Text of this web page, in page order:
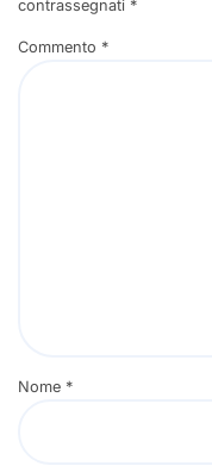
contrassegnati *
Commento *
Nome *